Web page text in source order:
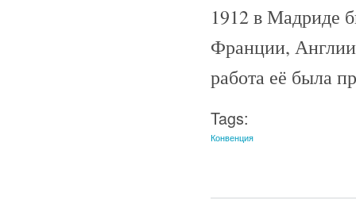
1912 в Мадриде
Франции,
работа её была
Tags:
Конвенция